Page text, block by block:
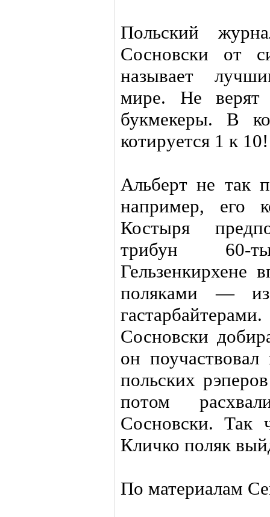
Польский
Сосновски от
называет
мире. Не
букмекеры. В
котируется 1 к 10!
Альберт не так
например, его
Костыря
трибун 60-
Гельзенкирхене
поляками —
Сосновски
он
польских
потом
Сосновски. Так
Кличко поляк
По материалам